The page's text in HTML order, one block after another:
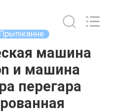
машина
и машина
перегара